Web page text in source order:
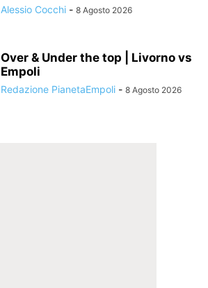
Alessio Cocchi - 8 Agosto 2026
Over & Under the top | Livorno vs
Empoli
Redazione PianetaEmpoli - 8 Agosto 2026